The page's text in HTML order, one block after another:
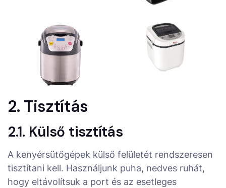
2. Tisztítás
2.1. Külső tisztítás
A kenyérsütőgépek külső felületét rendszeresen
tisztítani kell. Használjunk puha, nedves ruhát,
hogy eltávolítsuk a port és az esetleges